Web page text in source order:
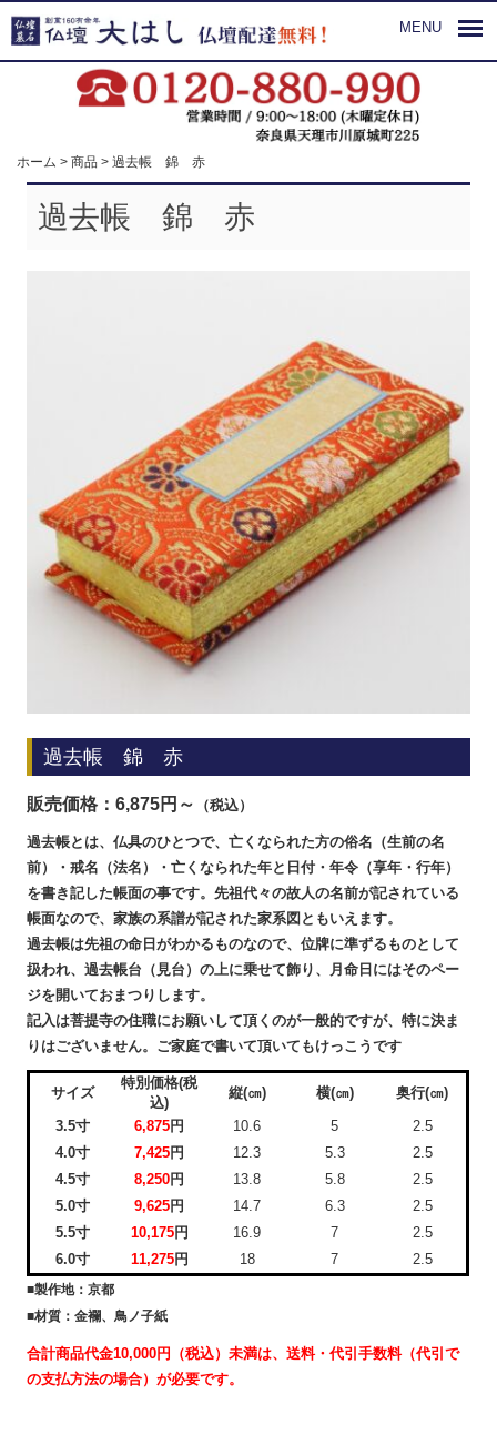
MENU
ホーム > 商品 > 過去帳 錦 赤
過去帳 錦 赤
過去帳 錦 赤
販売価格：6,875円～ （税込）
過去帳とは、仏具のひとつで、亡くなられた方の俗名（生前の名
前）・戒名（法名）・亡くなられた年と日付・年令（享年・行年）
を書き記した帳面の事です。先祖代々の故人の名前が記されている
帳面なので、家族の系譜が記された家系図ともいえます。
過去帳は先祖の命日がわかるものなので、位牌に準ずるものとして
扱われ、過去帳台（見台）の上に乗せて飾り、月命日にはそのペー
ジを開いておまつりします。
記入は菩提寺の住職にお願いして頂くのが一般的ですが、特に決ま
りはございません。ご家庭で書いて頂いてもけっこうです
サイズ
特別価格(税
込)
縦(㎝) 横(㎝)
奥行(㎝)
3.5寸
6,875円 10.6 5
2.5
4.0寸
7,425円 12.3 5.3
2.5
4.5寸
8,250円 13.8 5.8
2.5
5.0寸
9,625円 14.7 6.3
2.5
5.5寸
10,175円 16.9 7
2.5
6.0寸
11,275円 18 7 2.5
■製作地：京都
■材質：金襴、鳥ノ子紙
合計商品代金10,000円（税込）未満は、送料・代引手数料（代引で
の支払方法の場合）が必要です。